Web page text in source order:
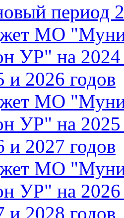
период
МО
УР" на 2024
и 2026 годов
МО
УР" на 2025
и 2027 годов
МО
УР" на 2026
и 2028 годов